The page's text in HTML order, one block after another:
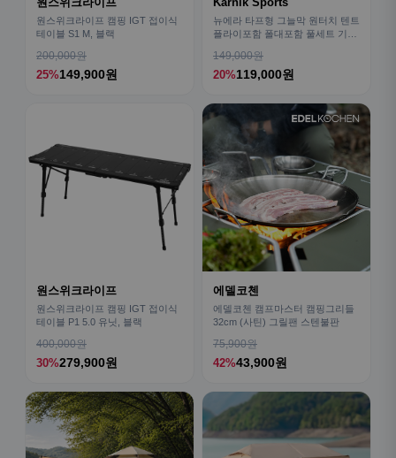
원스위크라이프 캠핑 IGT 접이식
테이블 S1 M, 블랙
200,000원
25%149,900원
뉴에라 타프형 그늘막 원터치 텐트
플라이포함 폴대포함 풀세트 기본
149,000원
20%119,000원
원스위크라이프
원스위크라이프 캠핑 IGT 접이식
테이블 P1 5.0 유닛, 블랙
400,000원
30%279,900원
에델코첸
에델코첸 캠프마스터 캠핑그리들
32cm (사틴) 그릴팬 스텐불판
75,900원
42%43,900원